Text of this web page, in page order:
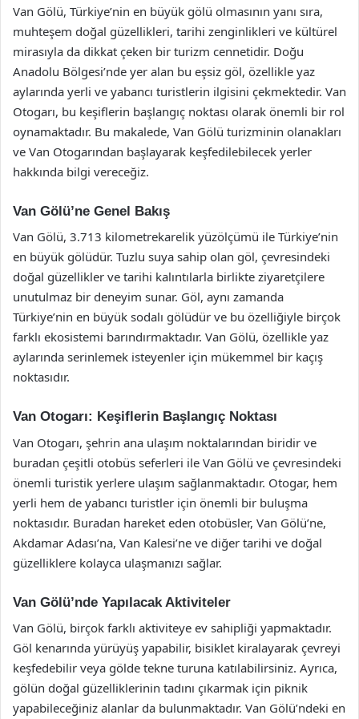
Van Gölü, Türkiye’nin en büyük gölü olmasının yanı sıra,
muhteşem doğal güzellikleri, tarihi zenginlikleri ve kültürel
mirasıyla da dikkat çeken bir turizm cennetidir. Doğu
Anadolu Bölgesi’nde yer alan bu eşsiz göl, özellikle yaz
aylarında yerli ve yabancı turistlerin ilgisini çekmektedir. Van
Otogarı, bu keşiflerin başlangıç noktası olarak önemli bir rol
oynamaktadır. Bu makalede, Van Gölü turizminin olanakları
ve Van Otogarından başlayarak keşfedilebilecek yerler
hakkında bilgi vereceğiz.
Van Gölü’ne Genel Bakış
Van Gölü, 3.713 kilometrekarelik yüzölçümü ile Türkiye’nin
en büyük gölüdür. Tuzlu suya sahip olan göl, çevresindeki
doğal güzellikler ve tarihi kalıntılarla birlikte ziyaretçilere
unutulmaz bir deneyim sunar. Göl, aynı zamanda
Türkiye’nin en büyük sodalı gölüdür ve bu özelliğiyle birçok
farklı ekosistemi barındırmaktadır. Van Gölü, özellikle yaz
aylarında serinlemek isteyenler için mükemmel bir kaçış
noktasıdır.
Van Otogarı: Keşiflerin Başlangıç Noktası
Van Otogarı, şehrin ana ulaşım noktalarından biridir ve
buradan çeşitli otobüs seferleri ile Van Gölü ve çevresindeki
önemli turistik yerlere ulaşım sağlanmaktadır. Otogar, hem
yerli hem de yabancı turistler için önemli bir buluşma
noktasıdır. Buradan hareket eden otobüsler, Van Gölü’ne,
Akdamar Adası’na, Van Kalesi’ne ve diğer tarihi ve doğal
güzelliklere kolayca ulaşmanızı sağlar.
Van Gölü’nde Yapılacak Aktiviteler
Van Gölü, birçok farklı aktiviteye ev sahipliği yapmaktadır.
Göl kenarında yürüyüş yapabilir, bisiklet kiralayarak çevreyi
keşfedebilir veya gölde tekne turuna katılabilirsiniz. Ayrıca,
gölün doğal güzelliklerinin tadını çıkarmak için piknik
yapabileceğiniz alanlar da bulunmaktadır. Van Gölü’ndeki en